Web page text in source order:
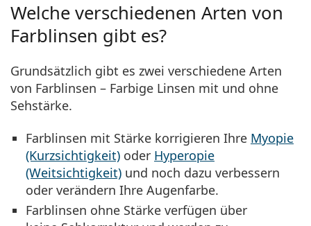
Welche verschiedenen Arten von
Farblinsen gibt es?
Grundsätzlich gibt es zwei verschiedene Arten
von Farblinsen – Farbige Linsen mit und ohne
Sehstärke.
Farblinsen mit Stärke korrigieren Ihre Myopie
(Kurzsichtigkeit) oder Hyperopie
(Weitsichtigkeit) und noch dazu verbessern
oder verändern Ihre Augenfarbe.
Farblinsen ohne Stärke verfügen über